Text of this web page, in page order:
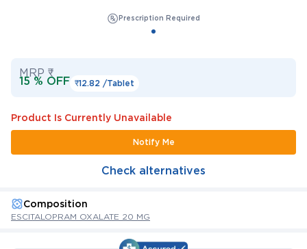
Prescription Required
MRP ₹
15 % OFF ₹12.82 /Tablet
Product Is Currently Unavailable
Notify Me
Check alternatives
Composition
ESCITALOPRAM OXALATE 20 MG